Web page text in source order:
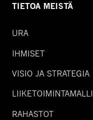
TIETOA MEISTÄ
URA
IHMISET
VISIO JA STRATEGIA
LIIKETOIMINTAMALLI
RAHASTOT